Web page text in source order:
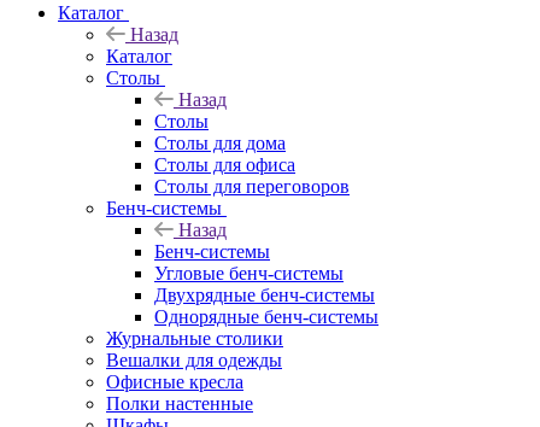
Каталог
Назад
Каталог
Столы
Назад
Столы
Столы для дома
Столы для офиса
Столы для переговоров
Бенч-системы
Назад
Бенч-системы
Угловые бенч-системы
Двухрядные бенч-системы
Однорядные бенч-системы
Журнальные столики
Вешалки для одежды
Офисные кресла
Полки настенные